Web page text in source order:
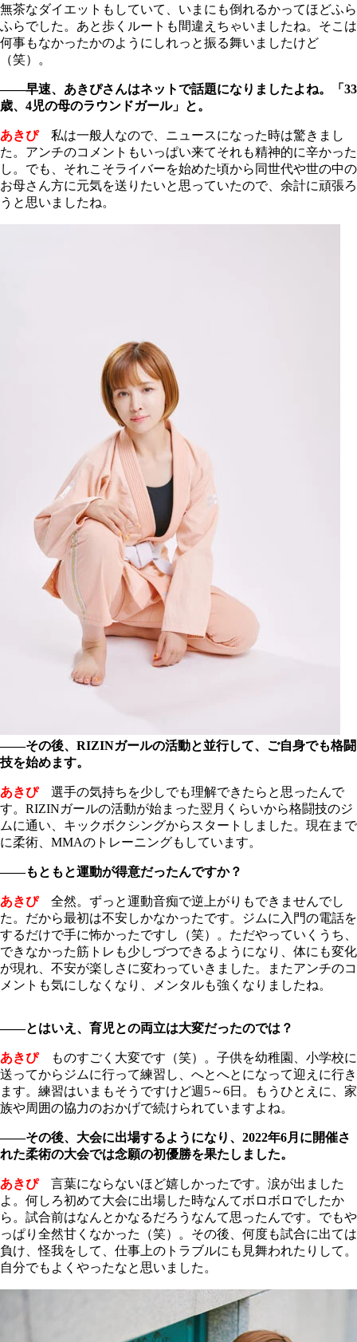
無茶なダイエットもしていて、いまにも倒れるかってほどふら
ふらでした。あと歩くルートも間違えちゃいましたね。そこは
何事もなかったかのようにしれっと振る舞いましたけど
（笑）。
――早速、あきぴさんはネットで話題になりましたよね。「33
歳、4児の母のラウンドガール」と。
あきぴ私は一般人なので、ニュースになった時は驚きまし
た。アンチのコメントもいっぱい来てそれも精神的に辛かった
し。でも、それこそライバーを始めた頃から同世代や世の中の
お母さん方に元気を送りたいと思っていたので、余計に頑張ろ
うと思いましたね。
――その後、RIZINガールの活動と並行して、ご自身でも格闘
技を始めます。
あきぴ選手の気持ちを少しでも理解できたらと思ったんで
す。RIZINガールの活動が始まった翌月くらいから格闘技のジ
ムに通い、キックボクシングからスタートしました。現在まで
に柔術、MMAのトレーニングもしています。
――もともと運動が得意だったんですか？
あきぴ全然。ずっと運動音痴で逆上がりもできませんでし
た。だから最初は不安しかなかったです。ジムに入門の電話を
するだけで手に怖かったですし（笑）。ただやっていくうち、
できなかった筋トレも少しづつできるようになり、体にも変化
が現れ、不安が楽しさに変わっていきました。またアンチのコ
メントも気にしなくなり、メンタルも強くなりましたね。
――とはいえ、育児との両立は大変だったのでは？
あきぴものすごく大変です（笑）。子供を幼稚園、小学校に
送ってからジムに行って練習し、へとへとになって迎えに行き
ます。練習はいまもそうですけど週5～6日。もうひとえに、家
族や周囲の協力のおかげで続けられていますよね。
――その後、大会に出場するようになり、2022年6月に開催さ
れた柔術の大会では念願の初優勝を果たしました。
あきぴ言葉にならないほど嬉しかったです。涙が出ました
よ。何しろ初めて大会に出場した時なんてボロボロでしたか
ら。試合前はなんとかなるだろうなんて思ったんです。でもや
っぱり全然甘くなかった（笑）。その後、何度も試合に出ては
負け、怪我をして、仕事上のトラブルにも見舞われたりして。
自分でもよくやったなと思いました。